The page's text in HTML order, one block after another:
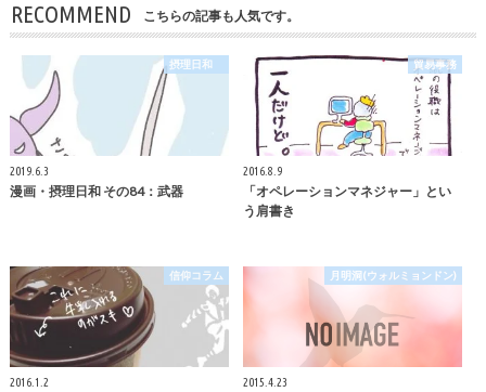
RECOMMEND こちらの記事も人気です。
摂理日和
2019.6.3
漫画・摂理日和 その84：武器
貿易事務
2016.8.9
「オペレーションマネジャー」とい
う肩書き
信仰コラム
2016.1.2
月明洞(ウォルミョンドン)
2015.4.23